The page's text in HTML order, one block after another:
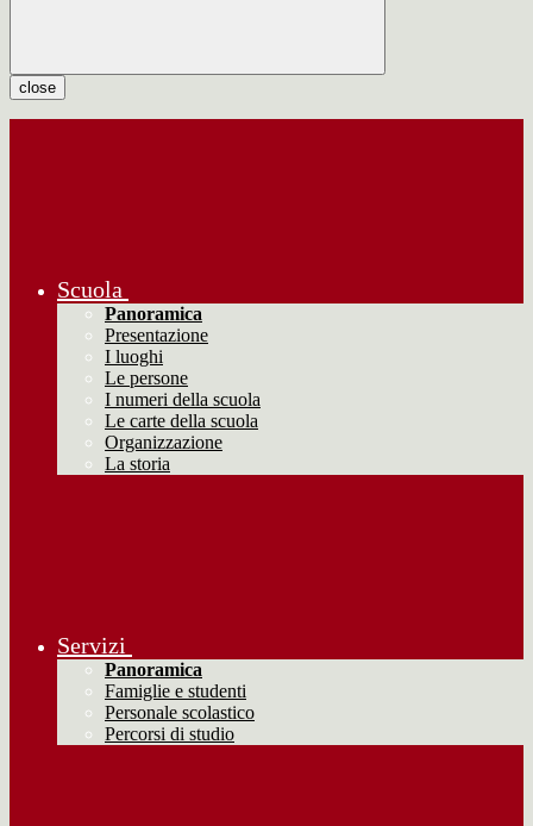
close
Scuola
Panoramica
Presentazione
I luoghi
Le persone
I numeri della scuola
Le carte della scuola
Organizzazione
La storia
Servizi
Panoramica
Famiglie e studenti
Personale scolastico
Percorsi di studio